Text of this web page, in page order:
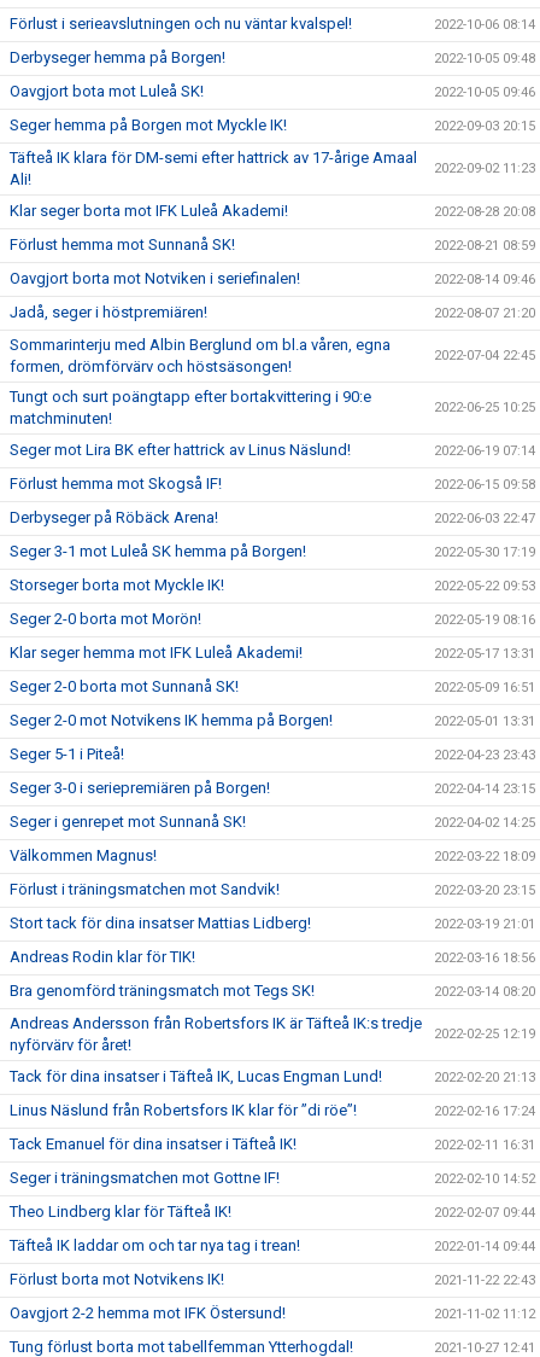
Förlust i serieavslutningen och nu väntar kvalspel! 2022-10-06 08:14
Derbyseger hemma på Borgen! 2022-10-05 09:48
Oavgjort bota mot Luleå SK! 2022-10-05 09:46
Seger hemma på Borgen mot Myckle IK! 2022-09-03 20:15
Täfteå IK klara för DM-semi efter hattrick av 17-årige Amaal
Ali!
2022-09-02 11:23
Klar seger borta mot IFK Luleå Akademi! 2022-08-28 20:08
Förlust hemma mot Sunnanå SK! 2022-08-21 08:59
Oavgjort borta mot Notviken i seriefinalen! 2022-08-14 09:46
Jadå, seger i höstpremiären! 2022-08-07 21:20
Sommarinterju med Albin Berglund om bl.a våren, egna
formen, drömförvärv och höstsäsongen!
2022-07-04 22:45
Tungt och surt poängtapp efter bortakvittering i 90:e
matchminuten!
2022-06-25 10:25
Seger mot Lira BK efter hattrick av Linus Näslund! 2022-06-19 07:14
Förlust hemma mot Skogså IF! 2022-06-15 09:58
Derbyseger på Röbäck Arena! 2022-06-03 22:47
Seger 3-1 mot Luleå SK hemma på Borgen! 2022-05-30 17:19
Storseger borta mot Myckle IK! 2022-05-22 09:53
Seger 2-0 borta mot Morön! 2022-05-19 08:16
Klar seger hemma mot IFK Luleå Akademi! 2022-05-17 13:31
Seger 2-0 borta mot Sunnanå SK! 2022-05-09 16:51
Seger 2-0 mot Notvikens IK hemma på Borgen! 2022-05-01 13:31
Seger 5-1 i Piteå! 2022-04-23 23:43
Seger 3-0 i seriepremiären på Borgen! 2022-04-14 23:15
Seger i genrepet mot Sunnanå SK! 2022-04-02 14:25
Välkommen Magnus! 2022-03-22 18:09
Förlust i träningsmatchen mot Sandvik! 2022-03-20 23:15
Stort tack för dina insatser Mattias Lidberg! 2022-03-19 21:01
Andreas Rodin klar för TIK! 2022-03-16 18:56
Bra genomförd träningsmatch mot Tegs SK! 2022-03-14 08:20
Andreas Andersson från Robertsfors IK är Täfteå IK:s tredje
nyförvärv för året!
2022-02-25 12:19
Tack för dina insatser i Täfteå IK, Lucas Engman Lund! 2022-02-20 21:13
Linus Näslund från Robertsfors IK klar för ”di röe”! 2022-02-16 17:24
Tack Emanuel för dina insatser i Täfteå IK! 2022-02-11 16:31
Seger i träningsmatchen mot Gottne IF! 2022-02-10 14:52
Theo Lindberg klar för Täfteå IK! 2022-02-07 09:44
Täfteå IK laddar om och tar nya tag i trean! 2022-01-14 09:44
Förlust borta mot Notvikens IK! 2021-11-22 22:43
Oavgjort 2-2 hemma mot IFK Östersund! 2021-11-02 11:12
Tung förlust borta mot tabellfemman Ytterhogdal! 2021-10-27 12:41